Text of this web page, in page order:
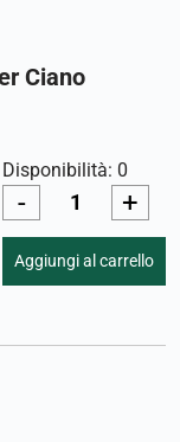
Ciano
Disponibilità: 0
- +
Aggiungi al carrello